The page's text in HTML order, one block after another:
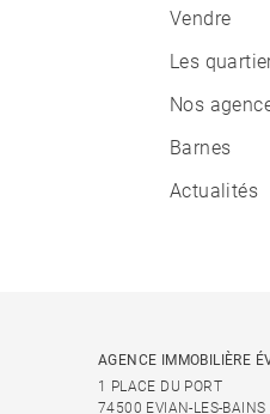
Vendre
Les
Nos
Barnes
Actualités
AGENCE IMMOBILIÈRE
1 PLACE DU PORT
74500 EVIAN-LES-BAINS